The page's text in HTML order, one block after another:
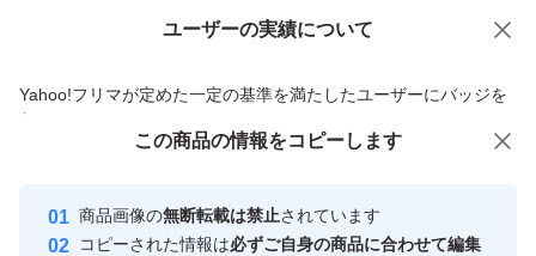
ユーザーの実績について
Yahoo!フリマが定めた一定の基準を満たしたユーザーにバッジを
付与しています
安心取引出品者
心・安全なユーザーです
価格の相談 商品への質問
この商品の情報をコピーします
商品画像の無断転載は禁止されています
コピーされた情報は必ずご自身の商品に合わせて編集
この商品をみている人にオススメ